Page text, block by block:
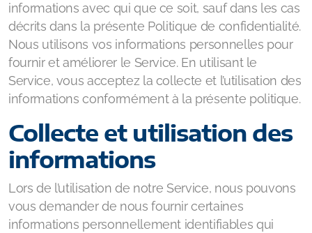
informations avec qui que ce soit, sauf dans les cas
décrits dans la présente Politique de confidentialité.
Nous utilisons vos informations personnelles pour
fournir et améliorer le Service. En utilisant le
Service, vous acceptez la collecte et l’utilisation des
informations conformément à la présente politique.
Collecte et utilisation des
informations
Lors de l’utilisation de notre Service, nous pouvons
vous demander de nous fournir certaines
informations personnellement identifiables qui